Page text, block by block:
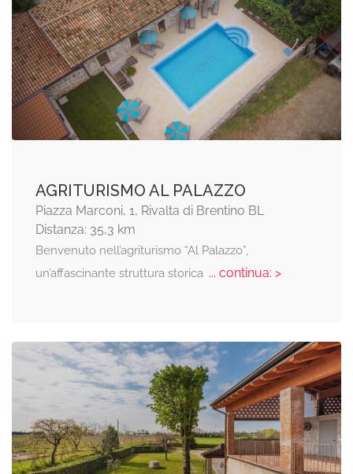
AGRITURISMO AL PALAZZO
Piazza Marconi, 1, Rivalta di Brentino BL
Distanza: 35,3 km
Benvenuto nell’agriturismo “Al Palazzo”,
un’affascinante struttura storica... continua: >